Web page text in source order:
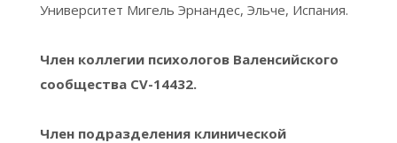
Университет Мигель Эрнандес, Эльче, Испания.
Член коллегии психологов Валенсийского
сообщества CV-14432.
Член подразделения клинической